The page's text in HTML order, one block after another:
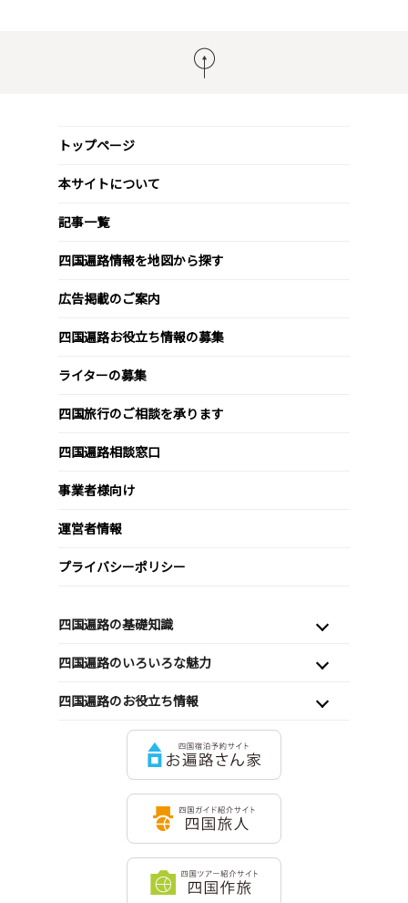
トップページ
本サイトについて
記事一覧
四国遍路情報を地図から探す
広告掲載のご案内
四国遍路お役立ち情報の募集
ライターの募集
四国旅行のご相談を承ります
四国遍路相談窓口
事業者様向け
運営者情報
プライバシーポリシー
四国遍路の基礎知識
四国遍路のいろいろな魅力
四国遍路のお役立ち情報